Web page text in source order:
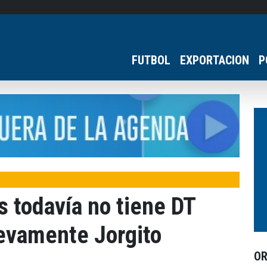
FUTBOL EXPORTACION
todavía no tiene DT
Jorgito